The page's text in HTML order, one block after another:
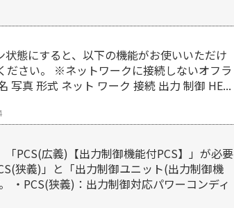
態にすると、以下の機能がお使いいただけ
ださい。 ※ネットワークに接続しないオフラ
写真 形式 ネット ワーク 接続 出力 制御 HE...
PCS(広義)【出力制御機能付PCS】」が必要
狭義)」と「出力制御ユニット(出力制御機
・PCS(狭義)：出力制御対応パワーコンディ